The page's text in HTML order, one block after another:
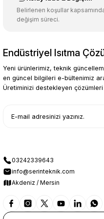
Belirlenen koşullar
değişim süreci.
Endüstriyel Isıtma
Yeni ürünlerimiz, teknik
en güncel bilgileri e-bültenimiz
Üretiminizi destekleyen
03242339643
info@serinteknik.com
Akdeniz / Mersin